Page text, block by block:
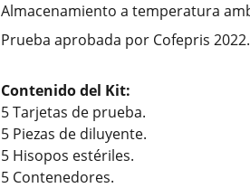
Almacenamiento a temperatura
Prueba aprobada por Cofepris
Contenido del Kit:
5 Tarjetas de prueba.
5 Piezas de diluyente.
5 Hisopos estériles.
5 Contenedores.